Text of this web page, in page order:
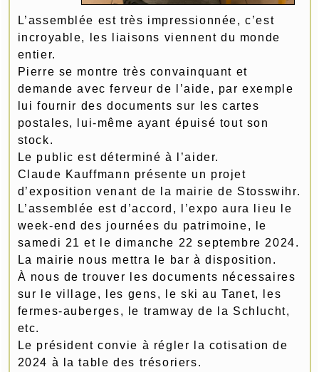
L’assemblée est très impressionnée, c’est
incroyable, les liaisons viennent du monde
entier.
Pierre se montre très convainquant et
demande avec ferveur de l’aide, par exemple
lui fournir des documents sur les cartes
postales, lui-même ayant épuisé tout son
stock.
Le public est déterminé à l’aider.
Claude Kauffmann présente un projet
d’exposition venant de la mairie de Stosswihr.
L’assemblée est d’accord, l’expo aura lieu le
week-end des journées du patrimoine, le
samedi 21 et le dimanche 22 septembre 2024.
La mairie nous mettra le bar à disposition.
À nous de trouver les documents nécessaires
sur le village, les gens, le ski au Tanet, les
fermes-auberges, le tramway de la Schlucht,
etc.
Le président convie à régler la cotisation de
2024 à la table des trésoriers.